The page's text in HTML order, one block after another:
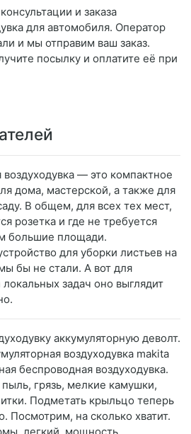
и заказа
для автомобиля. Оператор
и мы отправим ваш заказ.
посылку и оплатите её при
воздуходувка — это компактное
дома, мастерской, а также для
В общем, для всех тех мест,
розетка и где не требуется
большие площади.
для уборки листьев на
бы не стали. А вот для
задач оно выглядит
аккумуляторную деволт.
воздуходувка makita
беспроводная воздуходувка.
грязь, мелкие камушки,
Подметать крыльцо теперь
Посмотрим, на сколько хватит.